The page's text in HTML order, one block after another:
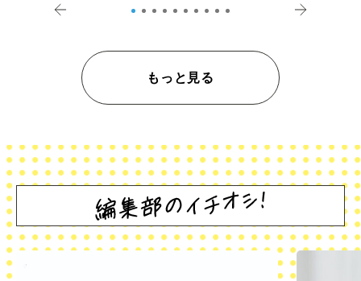
もっと見る